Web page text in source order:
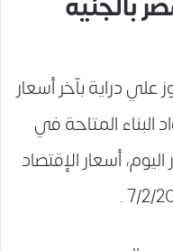
دراية بآخر أسعار
البناء المتاحة في
أسعار الإقتصاد